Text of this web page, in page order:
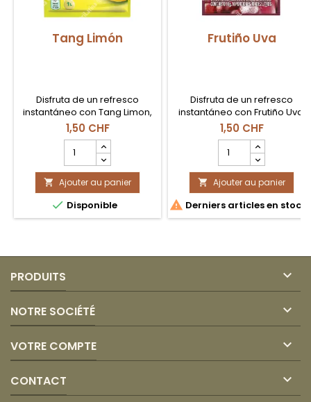
Tang Limón
Disfruta de un refresco
instantáneo con Tang Limon,
la bebida en sobre con
sabores frutales intensos y
deliciosos
1,50 CHF
quantité
du
produit
Tang
Limón
 Ajouter au panier
 Disponible
Frutiño Uva
Disfruta de un refresco
instantáneo con Frutiño Uva,
la bebida en sobre con
sabores frutales intensos y
deliciosos
1,50 CHF
quantité
du
produit
Frutiño
Uva
 Ajouter au panier
 Derniers articles en stock
PRODUITS 
NOTRE SOCIÉTÉ 
VOTRE COMPTE 
CONTACT 